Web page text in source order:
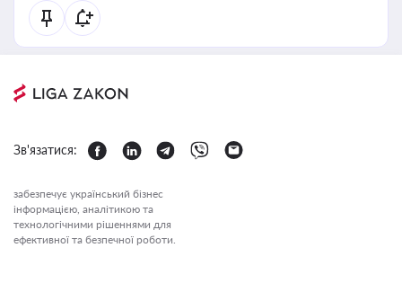
Зв'язатися:
забезпечує український бізнес
інформацією, аналітикою та
технологічними рішеннями для
ефективної та безпечної роботи.